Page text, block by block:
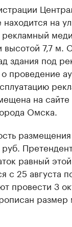
на
рекламный
7,7 м.
здания под
проведение
на сайте
Омска.
руб.
равный
с 25 августа
провести 3
размер